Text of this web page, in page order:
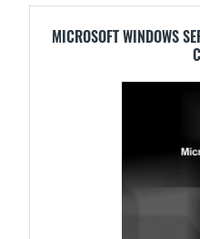
MICROSOFT WINDOWS